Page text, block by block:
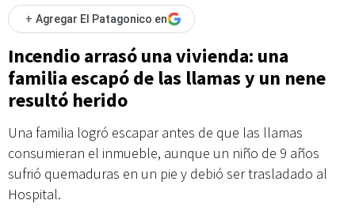
+ Agregar El Patagonico en
Incendio arrasó una vivienda: una
familia escapó de las llamas y un nene
resultó herido
Una familia logró escapar antes de que las llamas
consumieran el inmueble, aunque un niño de 9 años
sufrió quemaduras en un pie y debió ser trasladado al
Hospital.